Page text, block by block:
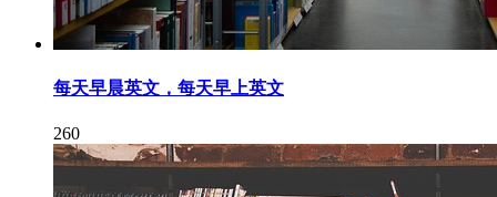
每天早晨英文，每天早上英文
260